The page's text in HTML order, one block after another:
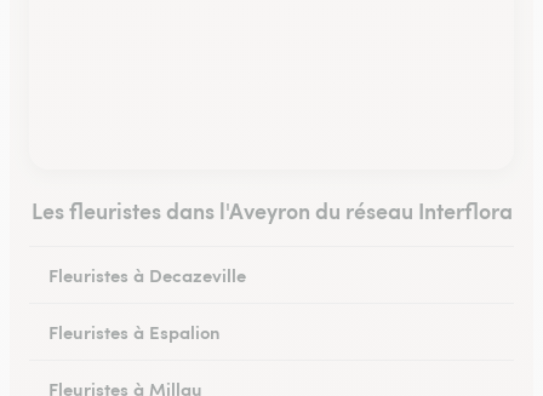
Les fleuristes dans l'Aveyron du réseau Interflora
Fleuristes à Decazeville
Fleuristes à Espalion
Fleuristes à Millau